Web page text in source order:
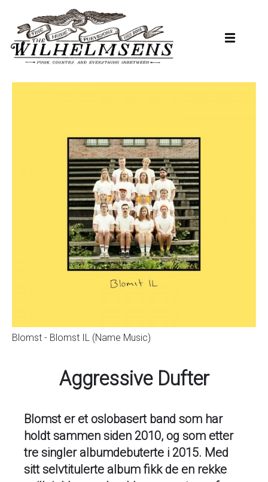
hovedinnhold
Blomst - Blomst IL (Name Music)
Aggressive Dufter
Blomst er et oslobasert band som har
holdt sammen siden 2010, og som etter
tre singler albumdebuterte i 2015. Med
sitt selvtitulerte album fikk de en rekke